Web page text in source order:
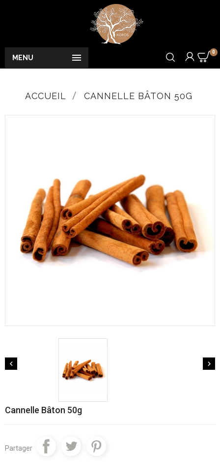

MENU
0
ACCUEIL CANNELLE BÂTON 50G
 
Cannelle Bâton 50g
Partager